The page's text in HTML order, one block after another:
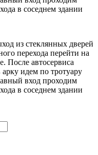
в соседнем здании
из стеклянных дверей
перехода перейти на
После автосервиса
идем по тротуару
вход проходим
в соседнем здании